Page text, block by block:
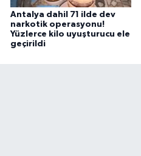
Antalya dahil 71 ilde dev
narkotik operasyonu!
Yüzlerce kilo uyuşturucu ele
geçirildi